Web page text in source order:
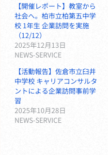
【開催レポート】教室から
社会へ。柏市立柏第五中学
校 1年生 企業訪問を実施
（12/12）
2025年12月13日
NEWS-SERVICE
【活動報告】佐倉市立臼井
中学校 キャリアコンサルタ
ントによる企業訪問事前学
習
2025年10月28日
NEWS-SERVICE